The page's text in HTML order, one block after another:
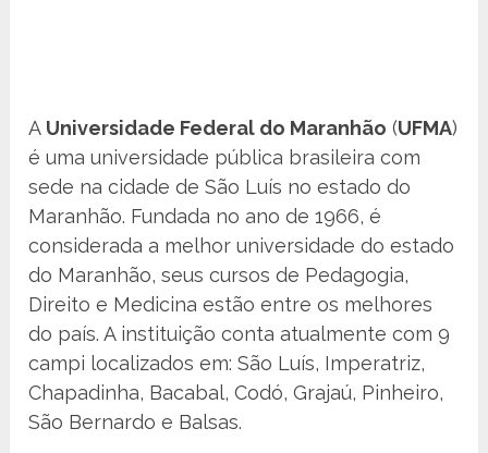
A Universidade Federal do Maranhão (UFMA)
é uma universidade pública brasileira com
sede na cidade de São Luís no estado do
Maranhão. Fundada no ano de 1966, é
considerada a melhor universidade do estado
do Maranhão, seus cursos de Pedagogia,
Direito e Medicina estão entre os melhores
do país. A instituição conta atualmente com 9
campi localizados em: São Luís, Imperatriz,
Chapadinha, Bacabal, Codó, Grajaú, Pinheiro,
São Bernardo e Balsas.